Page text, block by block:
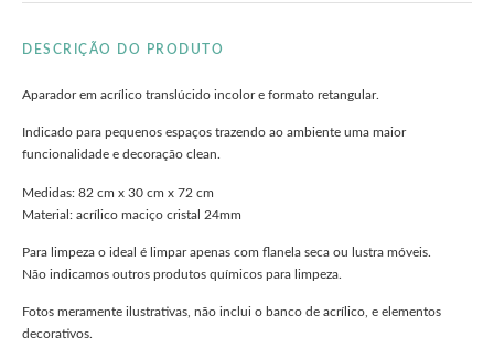
DESCRIÇÃO DO PRODUTO
Aparador em acrílico translúcido incolor e formato retangular.
Indicado para pequenos espaços trazendo ao ambiente uma maior
funcionalidade e decoração clean.
Medidas: 82 cm x 30 cm x 72 cm
Material: acrílico maciço cristal 24mm
Para limpeza o ideal é limpar apenas com flanela seca ou lustra móveis.
Não indicamos outros produtos químicos para limpeza.
Fotos meramente ilustrativas, não inclui o banco de acrílico, e elementos
decorativos.